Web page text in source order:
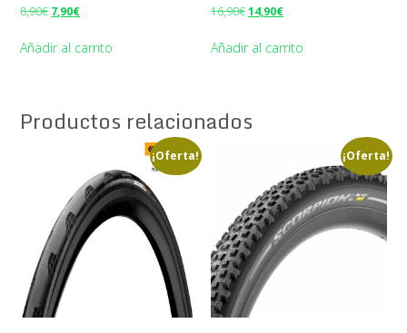
8,90€ El
original
7,90€El
actual
Añadir al carrito
16,90€El
original
14,90€El
actual
Añadir al carrito
Productos relacionados
¡Oferta! ¡Oferta!